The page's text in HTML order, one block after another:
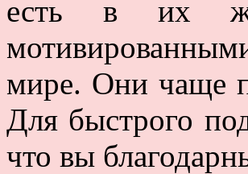
есть в их
мире. Они чаще
Для быстрого
что вы